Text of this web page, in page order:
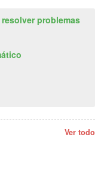
problemas
Ver todo